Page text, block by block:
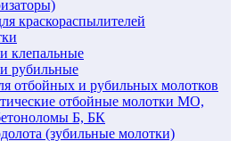
краскораспылителей
клепальные
рубильные
отбойных и рубильных молотков
отбойные молотки МО,
Б, БК
(зубильные молотки)